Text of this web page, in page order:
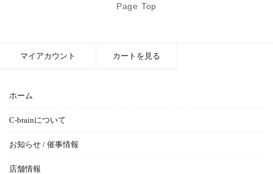
Page Top
ホーム
C-brainについて
お知らせ / 催事情報
店舗情報
マイアカウント カートを見る